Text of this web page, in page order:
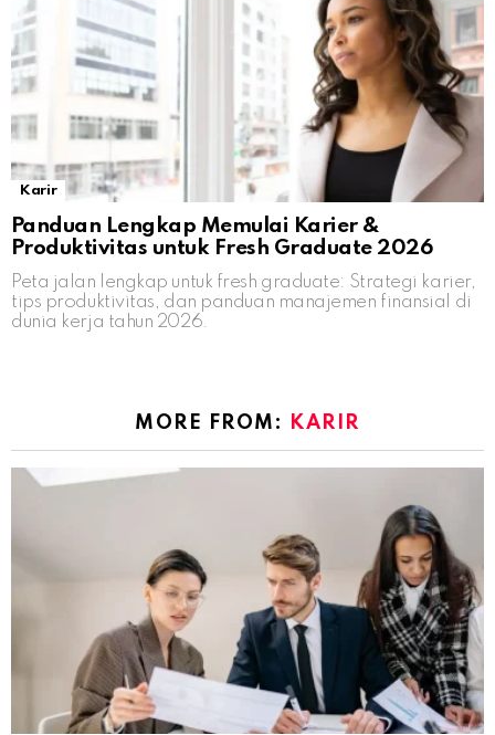
Karir
Panduan Lengkap Memulai Karier &
Produktivitas untuk Fresh Graduate 2026
Peta jalan lengkap untuk fresh graduate: Strategi karier,
tips produktivitas, dan panduan manajemen finansial di
dunia kerja tahun 2026.
MORE FROM: KARIR